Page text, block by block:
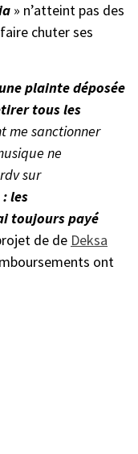
» n’atteint pas des
chuter ses
plainte déposée
tous les
me sanctionner
ne
sur
: les
toujours payé
de de Deksa
ont